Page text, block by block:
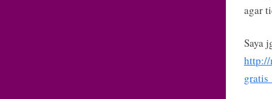
agar
Saya
http://